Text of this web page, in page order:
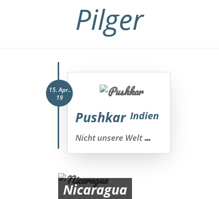
Pilger
15. Apr..
19
Pushkar Indien
Nicht unsere Welt...
Nicaragua